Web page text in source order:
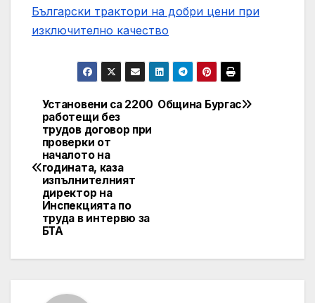
Български трактори на добри цени при
изключително качество
Навигация Община Бургас
Установени са 2200
работещи без
трудов договор при
проверки от
началото на
годината, каза
изпълнителният
директор на
Инспекцията по
труда в интервю за
БТА